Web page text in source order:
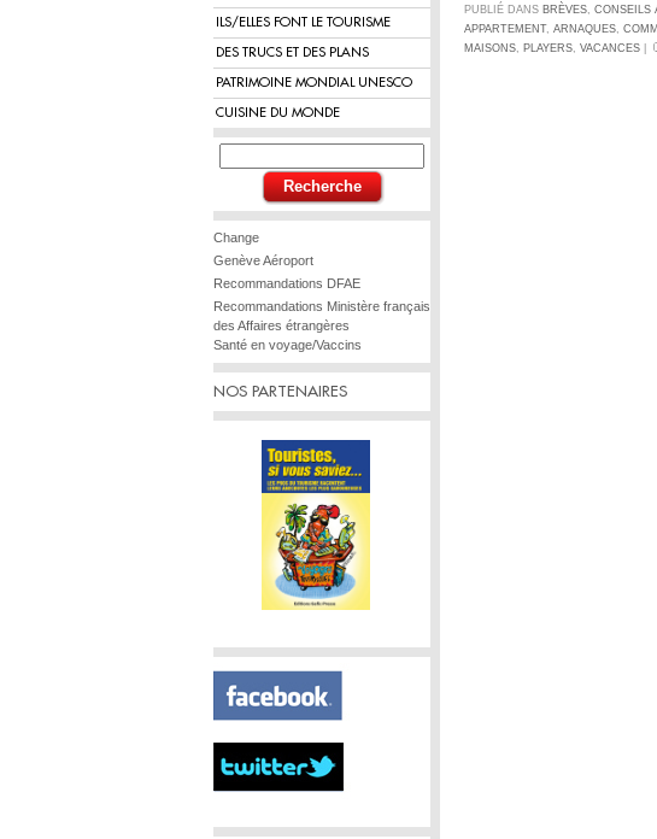
ILS/ELLES FONT LE TOURISME
DES TRUCS ET DES PLANS
PATRIMOINE MONDIAL UNESCO
CUISINE DU MONDE
Change
Genève Aéroport
Recommandations DFAE
Recommandations Ministère français
des Affaires étrangères
Santé en voyage/Vaccins
NOS PARTENAIRES
PUBLIÉ DANS BRÈVES, CONSEILS
APPARTEMENT, ARNAQUES,
MAISONS, PLAYERS, VACANCES